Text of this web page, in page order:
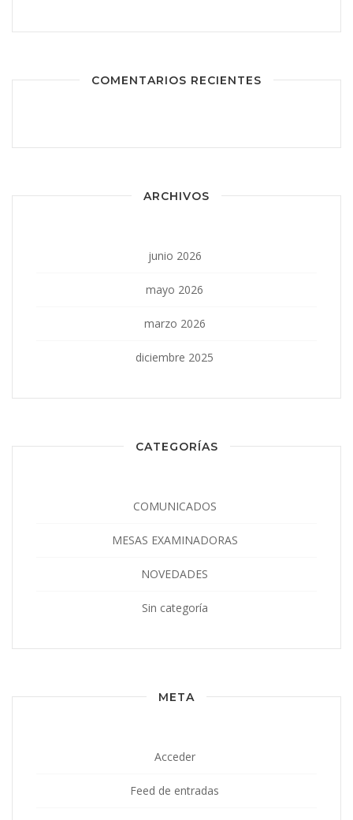
COMENTARIOS RECIENTES
ARCHIVOS
junio 2026
mayo 2026
marzo 2026
diciembre 2025
CATEGORÍAS
COMUNICADOS
MESAS EXAMINADORAS
NOVEDADES
Sin categoría
META
Acceder
Feed de entradas